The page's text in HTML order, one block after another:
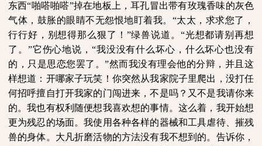
东西“啪嗒啪嗒”掉在地板上，耳孔冒出带有玫瑰香味的灰色
气体，鼓胀的眼睛不无怨恨地盯着我。“太太，求求您了，
行行好，别想得那么狠了！”绿兽说道。“光想都请别再想
了。”它伤心地说，“我没没有什么坏心，什么坏心也没有
的，只是思恋您罢了。”然而我没有理会他的分辩，并且这
样想道：开哪家子玩笑！你突然从我家院子里爬出，没打任
何招呼擅自打开我家的门闯进来，不是吗？又不是我请你来
的。我也有权利随便想我喜欢想的事情。这么着，我开始想
更为残忍的场面。我使用各种各样的器械和工具虐待、摧残
兽的身体。大凡折磨活物的方法没有我不想到的。告诉你，